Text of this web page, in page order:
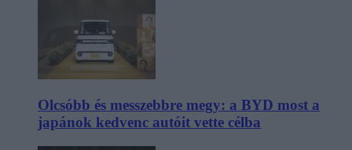
Olcsóbb és messzebbre megy: a BYD most a
japánok kedvenc autóit vette célba